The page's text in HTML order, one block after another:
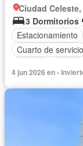
Ciudad
3 Dormitorios
Estacionamiento
Cuarto de servicio
Cancha de tenis
4 jun 2026 en -